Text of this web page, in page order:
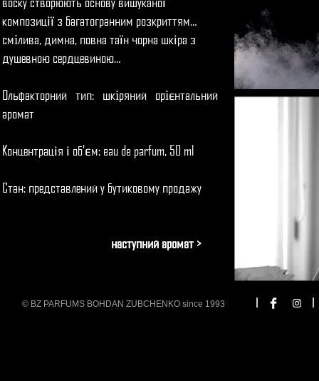
композиції з багатогранним розкриттям…
смілива, димна, повна таїн чорна шкіра з
душевною сердцевиною…
Ольфакторний тип: шкіряний орієнтальний
аромат
Концентрація і об'єм: eau de parfum, 50 ml
Стан: представлений у бутиковому продажу
наступний аромат >
© BZ PARFUMS BOHDAN ZUBCHENKO since 1993